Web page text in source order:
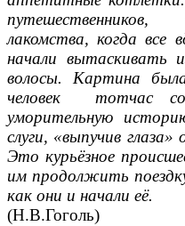
лакомства, когда все
начали вытаскивать
волосы. Картина
человек тотчас
уморительную
слуги, «выпучив
Это курьёзное
им продолжить
как они и начали её.
(Н.В.Гоголь)